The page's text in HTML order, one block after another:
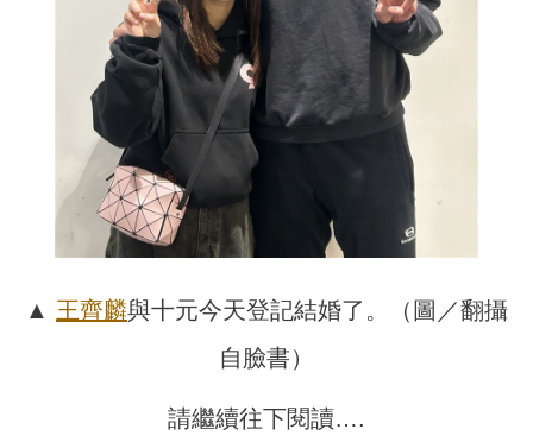
▲ 王齊麟與十元今天登記結婚了。（圖／翻攝
自臉書）
請繼續往下閱讀….